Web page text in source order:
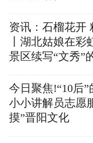
资讯：石榴花开
丨湖北姑娘在彩
景区续写“文秀”
今日聚焦!“10后”
小小讲解员志愿
摸”晋阳文化